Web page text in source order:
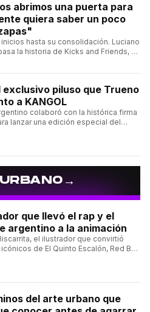
abrimos una puerta para
quiera saber un poco
hasta su consolidación. Luciano
la historia de Kicks and Friends, el
exclusivo piluso que Trueno
a KANGOL
colaboró con la histórica firma
lanzar una edición especial del
→
que llevó el rap y el
argentino a la animación
el ilustrador que convirtió
de El Quinto Escalón, Red Bull
del arte urbano que